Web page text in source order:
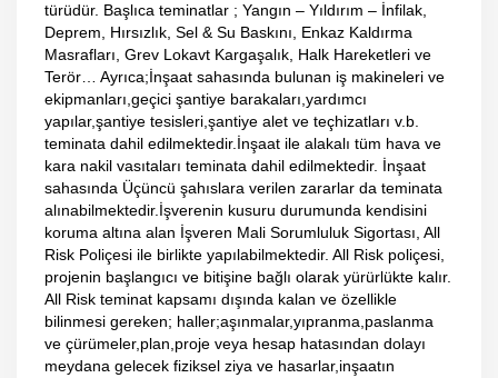
türüdür. Başlıca teminatlar ; Yangın – Yıldırım – İnfilak,
Deprem, Hırsızlık, Sel & Su Baskını, Enkaz Kaldırma
Masrafları, Grev Lokavt Kargaşalık, Halk Hareketleri ve
Terör… Ayrıca;İnşaat sahasında bulunan iş makineleri ve
ekipmanları,geçici şantiye barakaları,yardımcı
yapılar,şantiye tesisleri,şantiye alet ve teçhizatları v.b.
teminata dahil edilmektedir.İnşaat ile alakalı tüm hava ve
kara nakil vasıtaları teminata dahil edilmektedir. İnşaat
sahasında Üçüncü şahıslara verilen zararlar da teminata
alınabilmektedir.İşverenin kusuru durumunda kendisini
koruma altına alan İşveren Mali Sorumluluk Sigortası, All
Risk Poliçesi ile birlikte yapılabilmektedir. All Risk poliçesi,
projenin başlangıcı ve bitişine bağlı olarak yürürlükte kalır.
All Risk teminat kapsamı dışında kalan ve özellikle
bilinmesi gereken; haller;aşınmalar,yıpranma,paslanma
ve çürümeler,plan,proje veya hesap hatasından dolayı
meydana gelecek fiziksel ziya ve hasarlar,inşaatın